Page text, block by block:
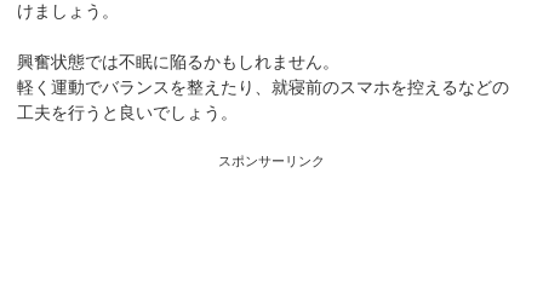
けましょう。
興奮状態では不眠に陥るかもしれません。
軽く運動でバランスを整えたり、就寝前のスマホを控えるなどの
工夫を行うと良いでしょう。
スポンサーリンク